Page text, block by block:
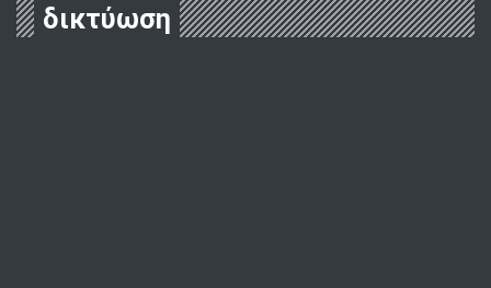
δικτύωση